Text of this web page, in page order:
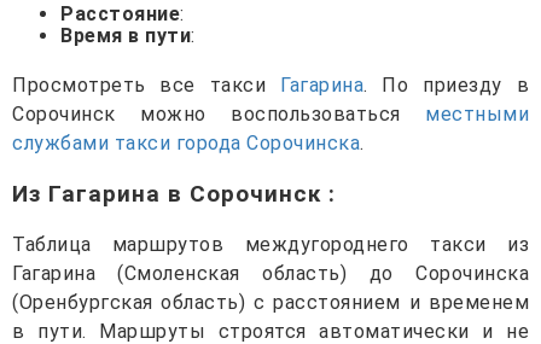
Расстояние:
Время в пути:
Просмотреть все такси Гагарина. По приезду в
Сорочинск можно воспользоваться местными
службами такси города Сорочинска.
Из Гагарина в Сорочинск :
Таблица маршрутов междугороднего такси из
Гагарина (Смоленская область) до Сорочинска
(Оренбургская область) с расстоянием и временем
в пути. Маршруты строятся автоматически и не